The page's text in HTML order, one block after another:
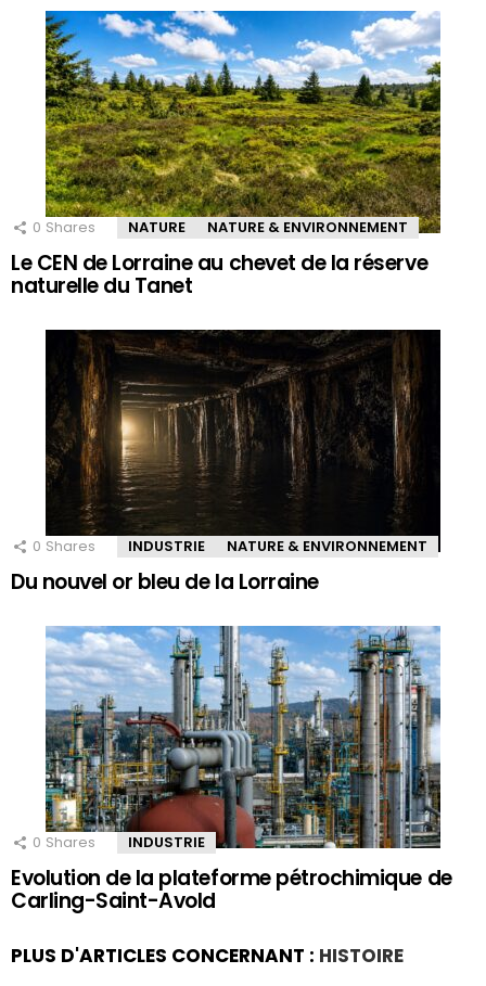
0 Shares NATURE NATURE & ENVIRONNEMENT
Le CEN de Lorraine au chevet de la réserve
naturelle du Tanet
0 Shares INDUSTRIE NATURE & ENVIRONNEMENT
Du nouvel or bleu de la Lorraine
0 Shares INDUSTRIE
Evolution de la plateforme pétrochimique de
Carling-Saint-Avold
PLUS D'ARTICLES CONCERNANT : HISTOIRE